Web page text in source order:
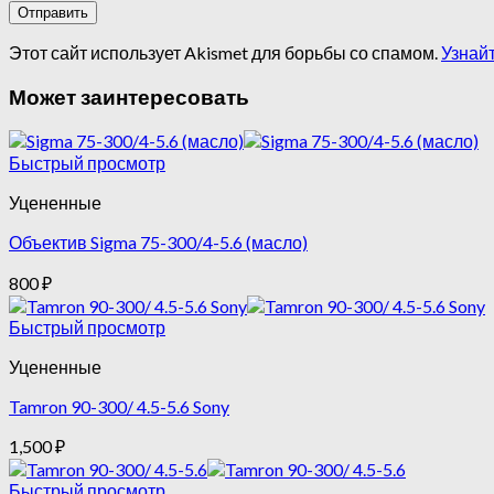
Этот сайт использует Akismet для борьбы со спамом.
Может заинтересовать
Быстрый просмотр
Уцененные
Объектив Sigma 75-300/4-5.6 (масло)
800₽
Быстрый просмотр
Уцененные
Tamron 90-300/ 4.5-5.6 Sony
1,500₽